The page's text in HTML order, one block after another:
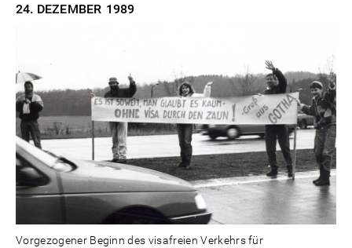
24. DEZEMBER 1989
Vorgezogener Beginn des visafreien Verkehrs für